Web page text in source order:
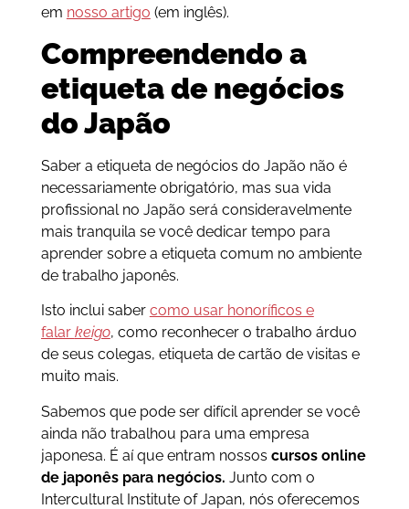
em nosso artigo (em inglês).
Compreendendo a
etiqueta de negócios
do Japão
Saber a etiqueta de negócios do Japão não é
necessariamente obrigatório, mas sua vida
profissional no Japão será consideravelmente
mais tranquila se você dedicar tempo para
aprender sobre a etiqueta comum no ambiente
de trabalho japonês.
Isto inclui saber como usar honoríficos e
falar keigo, como reconhecer o trabalho árduo
de seus colegas, etiqueta de cartão de visitas e
muito mais.
Sabemos que pode ser difícil aprender se você
ainda não trabalhou para uma empresa
japonesa. É aí que entram nossos cursos online
de japonês para negócios. Junto com o
Intercultural Institute of Japan, nós oferecemos